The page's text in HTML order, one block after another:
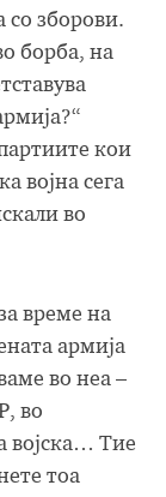
со зборови.
борба, на
кои
војна сега
во
време на
армија
во неа –
во
војска… Тие
тоа